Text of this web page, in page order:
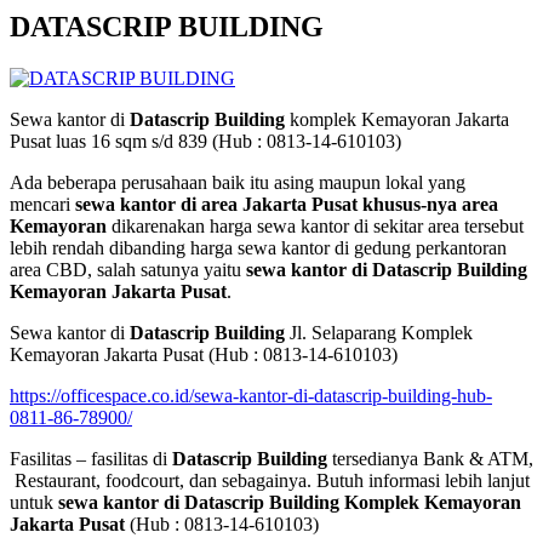
DATASCRIP BUILDING
Sewa kantor di Datascrip Building komplek Kemayoran Jakarta
Pusat luas 16 sqm s/d 839 (Hub : 0813-14-610103)
Ada beberapa perusahaan baik itu asing maupun lokal yang
mencari sewa kantor di area Jakarta Pusat khusus-nya area
Kemayoran dikarenakan harga sewa kantor di sekitar area tersebut
lebih rendah dibanding harga sewa kantor di gedung perkantoran
area CBD, salah satunya yaitu sewa kantor di Datascrip Building
Kemayoran Jakarta Pusat.
Sewa kantor di Datascrip Building Jl. Selaparang Komplek
Kemayoran Jakarta Pusat (Hub : 0813-14-610103)
https://officespace.co.id/sewa-kantor-di-datascrip-building-hub-
0811-86-78900/
Fasilitas – fasilitas di Datascrip Building tersedianya Bank & ATM,
Restaurant, foodcourt, dan sebagainya. Butuh informasi lebih lanjut
untuk sewa kantor di Datascrip Building Komplek Kemayoran
Jakarta Pusat (Hub : 0813-14-610103)